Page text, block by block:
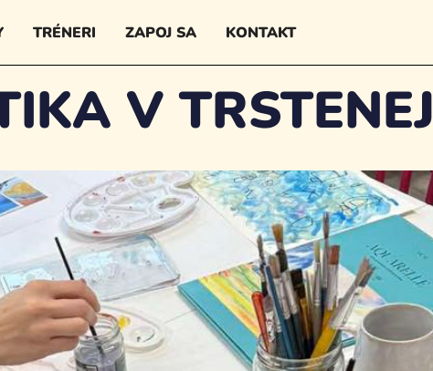
TRÉNERI ZAPOJ SA KONTAKT
V TRSTENEJ